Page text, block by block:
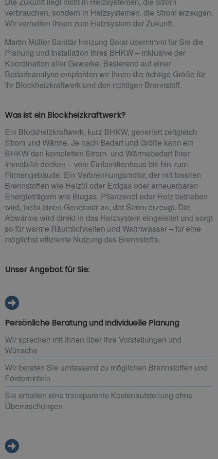
verbrauchen, sondern in Heizsystemen, die Strom erzeugen.
Wir verhelfen Ihnen zum Heizsystem der Zukunft.
Martin Müller Sanitär Heizung Solar übernimmt für Sie die
Planung und Installation Ihres BHKW – inklusive der
Koordination aller Gewerke. Basierend auf einer
Bedarfsanalyse empfehlen wir Ihnen die richtige Größe für
Ihr Blockheizkraftwerk und den richtigen Brennstoff.
Was ist ein Blockheizkraftwerk?
Ein Blockheizkraftwerk, kurz BHKW, generiert zeitgleich
Strom und Wärme. Je nach Bedarf und Größe kann ein
BHKW den kompletten Strom- und Wärmebedarf Ihrer
Immobilie decken – vom Einfamilienhaus bis hin zum
Firmengebäude. Ein Verbrennungsmotor, der mit fossilen
Brennstoffen wie Heizöl oder Erdgas oder erneuerbaren
Energieträgern wie Biogas, Pflanzenöl oder Holz betrieben
wird, treibt einen Generator an, der Strom erzeugt. Die
Abwärme wird direkt in das Heizsystem eingeleitet und sorgt
so für warme Räumlichkeiten und Warmwasser – für eine
möglichst effiziente Nutzung des Brennstoffs.
Unser Angebot für Sie:
Persönliche Beratung und individuelle Planung
Wir sprechen mit Ihnen über Ihre Vorstellungen und
Wünsche
Wir beraten Sie umfassend zu möglichen Brennstoffen und
Fördermitteln
Sie erhalten eine transparente Kostenaufstellung ohne
Überraschungen